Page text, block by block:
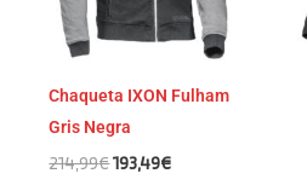
Chaqueta IXON Fulham
Gris Negra
214,99€193,49€